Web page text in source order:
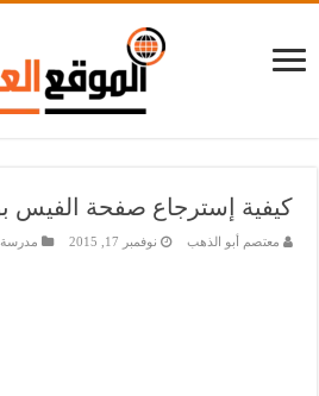
كيفية إسترجاع صفحة الفيس
معتصم أبو الذهب نوفمبر 17, 2015